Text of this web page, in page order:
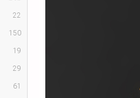
22
150
19
29
61